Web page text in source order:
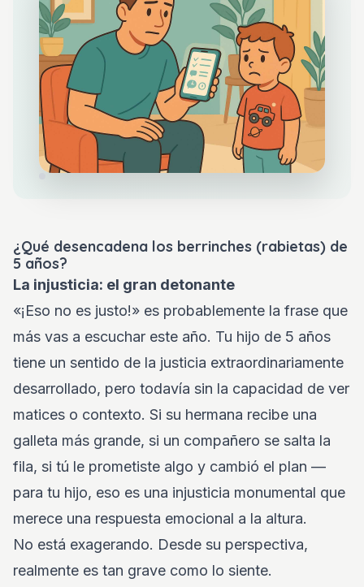
¿Qué desencadena los berrinches (rabietas) de
5 años?
La injusticia: el gran detonante
«¡Eso no es justo!» es probablemente la frase que
más vas a escuchar este año. Tu hijo de 5 años
tiene un sentido de la justicia extraordinariamente
desarrollado, pero todavía sin la capacidad de ver
matices o contexto. Si su hermana recibe una
galleta más grande, si un compañero se salta la
fila, si tú le prometiste algo y cambió el plan —
para tu hijo, eso es una injusticia monumental que
merece una respuesta emocional a la altura.
No está exagerando. Desde su perspectiva,
realmente es tan grave como lo siente.